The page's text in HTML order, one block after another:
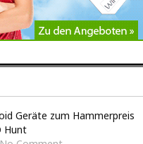
Geräte zum Hammerpreis
Hunt